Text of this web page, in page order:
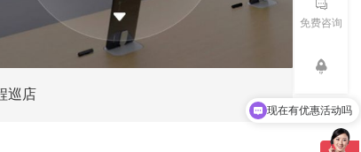
巡店
免费咨询
现在有优惠活动吗